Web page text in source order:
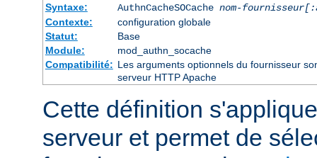
Syntaxe:
AuthnCacheSOCache nom-
Contexte:
configuration globale
Statut:
Base
Module:
mod_authn_socache
Compatibilité: Les arguments optionnels du fournisseur
serveur HTTP Apache
Cette définition
serveur et permet de